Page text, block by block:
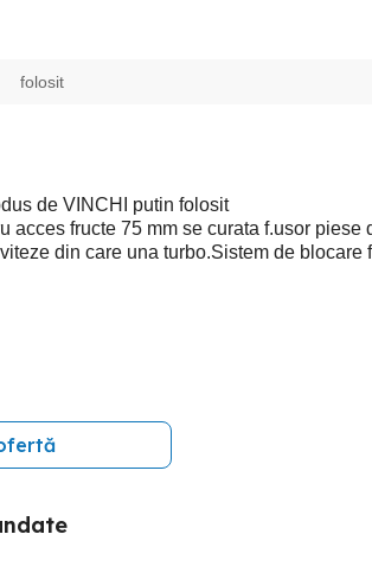
folosit
de VINCHI putin folosit
acces fructe 75 mm se curata f.usor piese
din care una turbo.Sistem de blocare